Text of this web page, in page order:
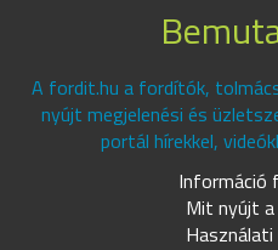
A fordit.hu a fordítók,
nyújt megjelenési és
portál hírekkel,
Információ
Mit nyújt